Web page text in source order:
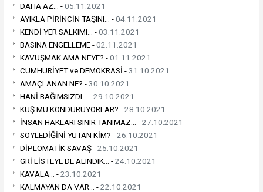
DAHA AZ... -05.11.2021
AYIKLA PİRİNCİN TAŞINI... -04.11.2021
KENDİ YER SALKIMI... -03.11.2021
BASINA ENGELLEME -02.11.2021
KAVUŞMAK AMA NEYE? -01.11.2021
CUMHURİYET ve DEMOKRASİ -31.10.2021
AMAÇLANAN NE? -30.10.2021
HANİ BAĞIMSIZDI... -29.10.2021
KUŞ MU KONDURUYORLAR? -28.10.2021
İNSAN HAKLARI SINIR TANIMAZ... -27.10.2021
SÖYLEDİĞİNİ YUTAN KİM? -26.10.2021
DİPLOMATİK SAVAŞ -25.10.2021
GRİ LİSTEYE DE ALINDIK... -24.10.2021
KAVALA... -23.10.2021
KALMAYAN DA VAR... -22.10.2021